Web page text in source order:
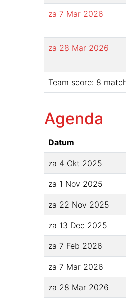
za 7 Mar 2026
za 28 Mar 2026
Team score: 8
Agenda
Datum
za 4 Okt 2025
za 1 Nov 2025
za 22 Nov 2025
za 13 Dec 2025
za 7 Feb 2026
za 7 Mar 2026
za 28 Mar 2026